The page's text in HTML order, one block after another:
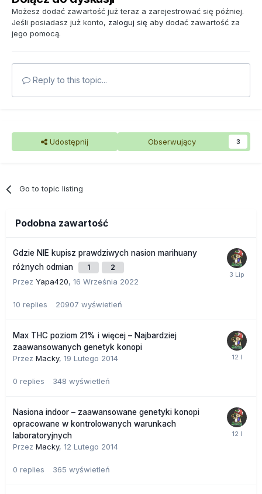
Możesz dodać zawartość już teraz a zarejestrować się później.
Jeśli posiadasz już konto, zaloguj się aby dodać zawartość za
jego pomocą.
Reply to this topic...
Udostępnij Obserwujący 3
Go to topic listing
Podobna zawartość
Gdzie NIE kupisz prawdziwych nasion marihuany
różnych odmian
1 2
Przez Yapa420, 16 Września 2022
10 replies 20907 wyświetleń
Max THC poziom 21% i więcej – Najbardziej
zaawansowanych genetyk konopi
Przez Macky, 19 Lutego 2014
0 replies 348 wyświetleń
Nasiona indoor – zaawansowane genetyki konopi
opracowane w kontrolowanych warunkach
laboratoryjnych
Przez Macky, 12 Lutego 2014
0 replies 365 wyświetleń